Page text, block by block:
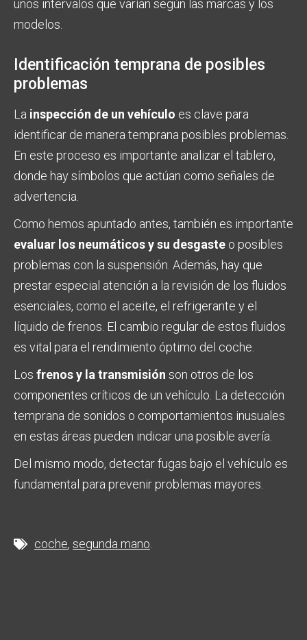
unos intervalos que varían según las marcas y los
modelos.
Identificación temprana de posibles
problemas
La inspección de un vehículo es clave para
identificar de manera temprana posibles problemas.
En este proceso es importante analizar el tablero,
donde hay símbolos que actúan como señales de
advertencia.
Como hemos apuntado antes, también es importante
evaluar los neumáticos y su desgaste o posibles
problemas con la suspensión. Además, hay que
prestar especial atención a la revisión de los fluidos
esenciales, como el aceite, el refrigerante y el
líquido de frenos. El cambio regular de estos fluidos
es vital para el rendimiento óptimo del coche.
Los frenos y la transmisión son otros de los
componentes críticos de un vehículo. La detección
temprana de sonidos o comportamientos inusuales
en estas áreas pueden indicar una posible avería.
Del mismo modo, detectar fugas bajo el vehículo es
fundamental para prevenir problemas mayores.
coche segunda mano